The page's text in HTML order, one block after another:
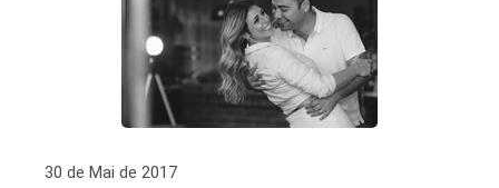
30 de Mai de 2017